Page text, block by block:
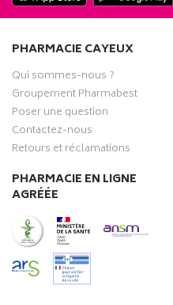
PHARMACIE CAYEUX
Qui sommes-nous ?
Groupement Pharmabest
Poser une question
Contactez-nous
Retours et réclamations
PHARMACIE EN LIGNE
AGRÉÉE